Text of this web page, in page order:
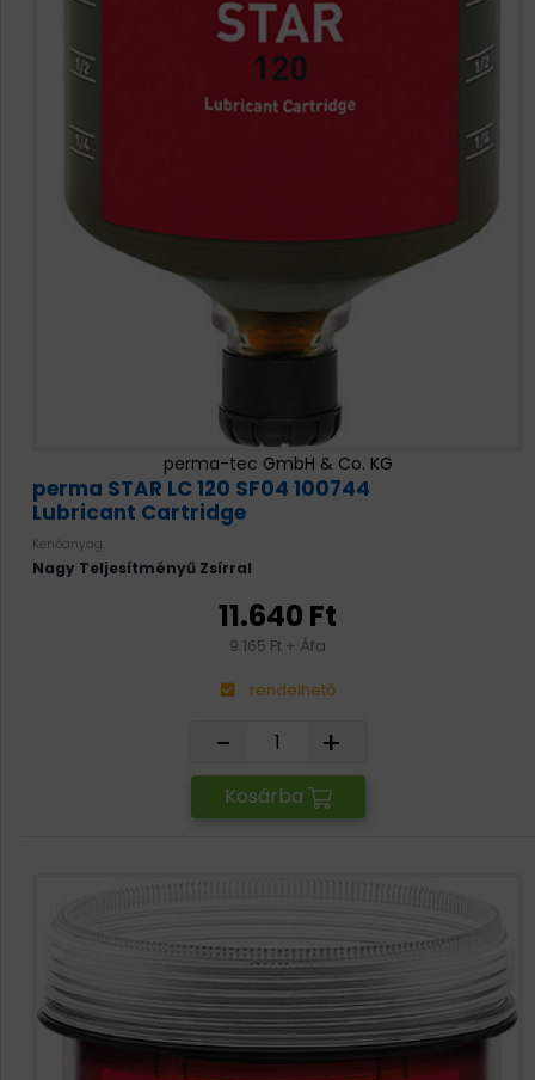
perma-tec GmbH & Co. KG
perma STAR LC 120 SF04 100744
Lubricant Cartridge
Kenőanyag:
Nagy Teljesítményű Zsírral
11.640 Ft
9.165 Ft + Áfa
rendelhető
- +
Kosárba